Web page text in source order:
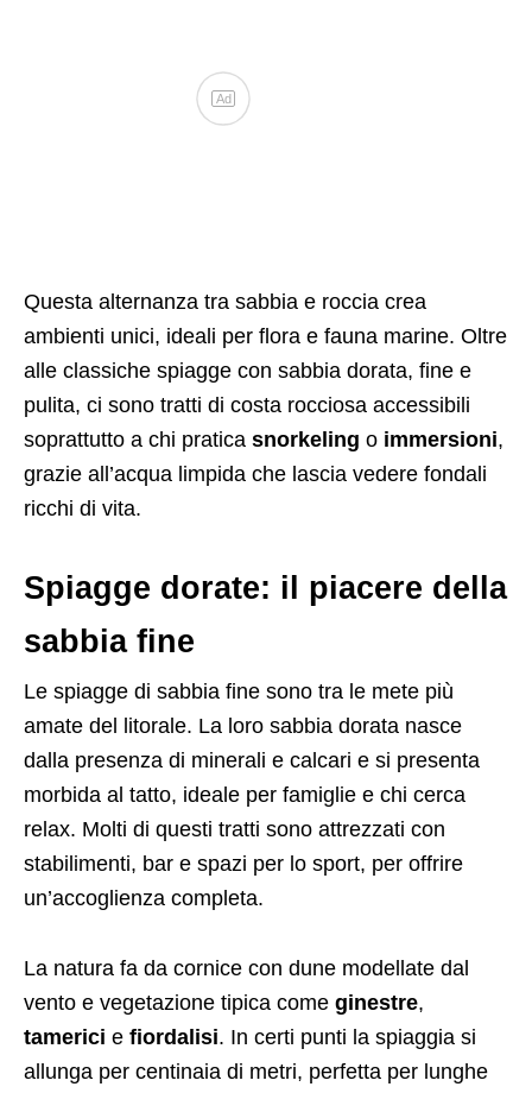
Ad
Questa alternanza tra sabbia e roccia crea
ambienti unici, ideali per flora e fauna marine. Oltre
alle classiche spiagge con sabbia dorata, fine e
pulita, ci sono tratti di costa rocciosa accessibili
soprattutto a chi pratica snorkeling o immersioni,
grazie all’acqua limpida che lascia vedere fondali
ricchi di vita.
Spiagge dorate: il piacere della
sabbia fine
Le spiagge di sabbia fine sono tra le mete più
amate del litorale. La loro sabbia dorata nasce
dalla presenza di minerali e calcari e si presenta
morbida al tatto, ideale per famiglie e chi cerca
relax. Molti di questi tratti sono attrezzati con
stabilimenti, bar e spazi per lo sport, per offrire
un’accoglienza completa.
La natura fa da cornice con dune modellate dal
vento e vegetazione tipica come ginestre,
tamerici e fiordalisi. In certi punti la spiaggia si
allunga per centinaia di metri, perfetta per lunghe